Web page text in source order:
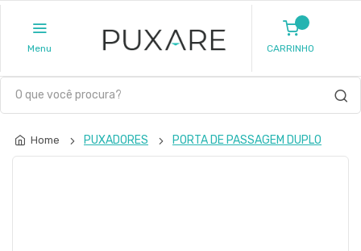
Menu CARRINHO
Home PUXADORES PORTA DE PASSAGEM DUPLO